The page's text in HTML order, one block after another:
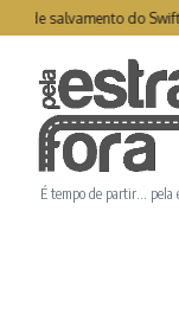
Ir para o conteúdo
de salvamento do Swift
É tempo de partir… pela